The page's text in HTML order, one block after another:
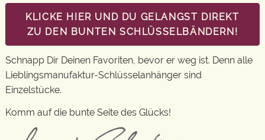
KLICKE HIER UND DU GELANGST DIREKT
ZU DEN BUNTEN SCHLÜSSELBÄNDERN!
Schnapp Dir Deinen Favoriten, bevor er weg ist. Denn alle
Lieblingsmanufaktur-Schlüsselanhänger sind
Einzelstücke.
Komm auf die bunte Seite des Glücks!